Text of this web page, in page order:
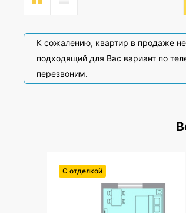
К сожалению, квартир в продаже
подходящий для Вас вариант по
перезвоним.
С отделкой